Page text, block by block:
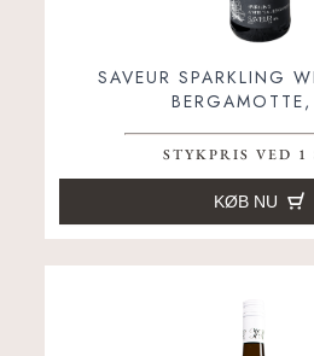
SAVEUR SPARKLING
STYKPRIS VED 1
KØB NU